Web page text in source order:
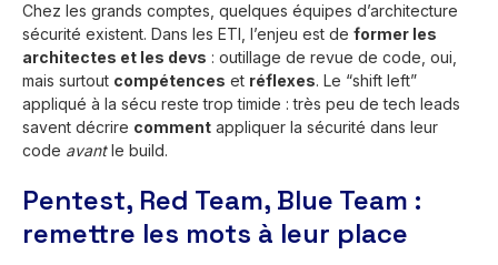
Chez les grands comptes, quelques équipes d’architecture
sécurité existent. Dans les ETI, l’enjeu est de former les
architectes et les devs : outillage de revue de code, oui,
mais surtout compétences et réflexes. Le “shift left”
appliqué à la sécu reste trop timide : très peu de tech leads
savent décrire comment appliquer la sécurité dans leur
code avantle build.
Pentest, Red Team, Blue Team :
remettre les mots à leur place